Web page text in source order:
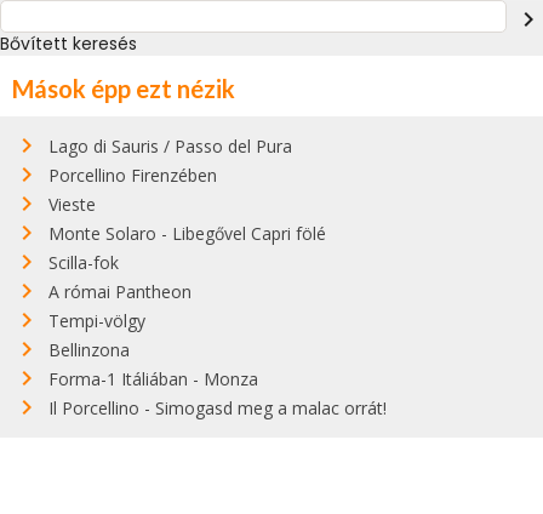
navigate_next
Bővített keresés
Mások épp ezt nézik
Lago di Sauris / Passo del Pura
Porcellino Firenzében
Vieste
Monte Solaro - Libegővel Capri fölé
Scilla-fok
A római Pantheon
Tempi-völgy
Bellinzona
Forma-1 Itáliában - Monza
Il Porcellino - Simogasd meg a malac orrát!